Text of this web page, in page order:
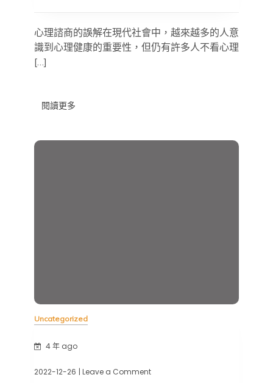
商
嗎？
為
心理諮商的誤解在現代社會中，越來越多的人意
識到心理健康的重要性，但仍有許多人不看心理
[…]
閱讀更多
Uncategorized
4 年 ago
2022-12-26 | Leave a Comment